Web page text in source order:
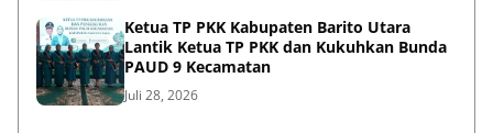
Ketua TP PKK Kabupaten Barito Utara
Lantik Ketua TP PKK dan Kukuhkan Bunda
PAUD 9 Kecamatan
Juli 28, 2026